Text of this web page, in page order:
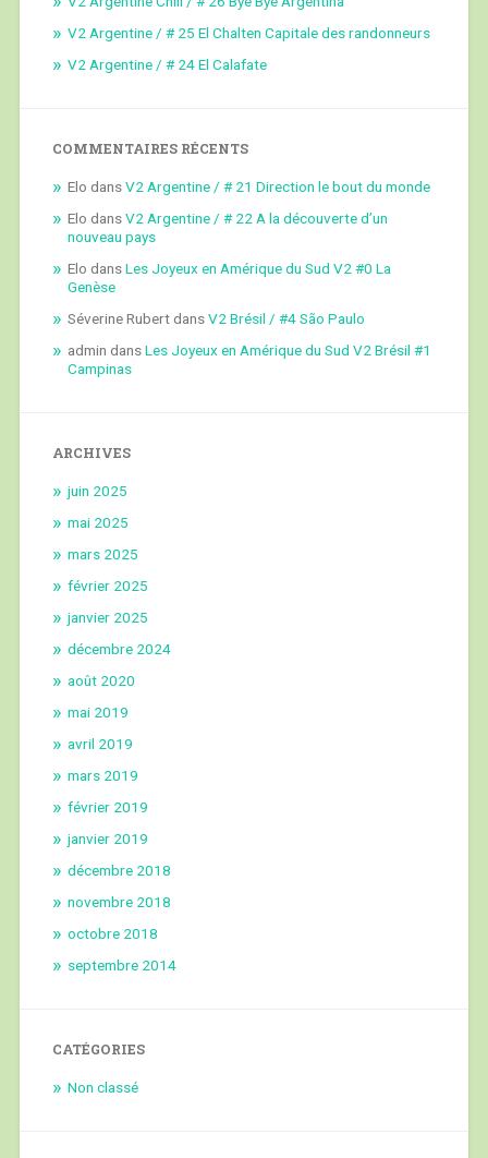
V2 Argentine / # 25 El Chalten Capitale des randonneurs
V2 Argentine / # 24 El Calafate
COMMENTAIRES RÉCENTS
Elo dansV2 Argentine / # 21 Direction le bout du monde
Elo dansV2 Argentine / # 22 A la découverte d’un
nouveau pays
Elo dansLes Joyeux en Amérique du Sud V2 #0 La
Genèse
Séverine RubertdansV2 Brésil / #4 São Paulo
admin dansLes Joyeux en Amérique du Sud V2 Brésil #1
Campinas
ARCHIVES
juin 2025
mai 2025
mars 2025
février 2025
janvier 2025
décembre 2024
août 2020
mai 2019
avril 2019
mars 2019
février 2019
janvier 2019
décembre 2018
novembre 2018
octobre 2018
septembre 2014
CATÉGORIES
Non classé